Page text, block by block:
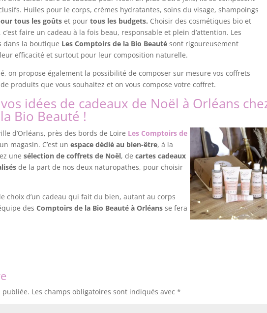
Huiles pour le corps, crèmes hydratantes, soins du visage, shampoings
tous les goûts et pour tous les budgets. Choisir des cosmétiques bio et
faire un cadeau à la fois beau, responsable et plein d’attention. Les
dans la boutique Les Comptoirs de la Bio Beauté sont rigoureusement
efficacité et surtout pour leur composition naturelle.
on propose également la possibilité de composer sur mesure vos coffrets
produits que vous souhaitez et on vous compose votre coffret.
idées de cadeaux de Noël à Orléans
Bio Beauté !
d’Orléans, près des bords de Loire Les Comptoirs de
magasin. C’est unespace dédié au bien-être, à la
unesélection de coffrets de Noël, decartes cadeaux
de la part de nos deux naturopathes, pour choisir
choix d’un cadeau qui fait du bien, autant au corps
desComptoirs de la Bio Beauté à Orléans se fera
publiée. Les champs obligatoires sont indiqués avec*